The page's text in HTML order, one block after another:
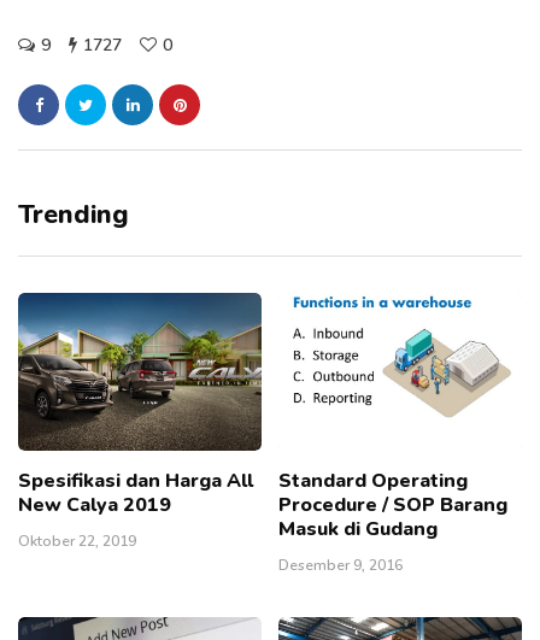
9 1727 0
Trending
Spesifikasi dan Harga All
New Calya 2019
Oktober 22, 2019
Standard Operating
Procedure / SOP Barang
Masuk di Gudang
Desember 9, 2016